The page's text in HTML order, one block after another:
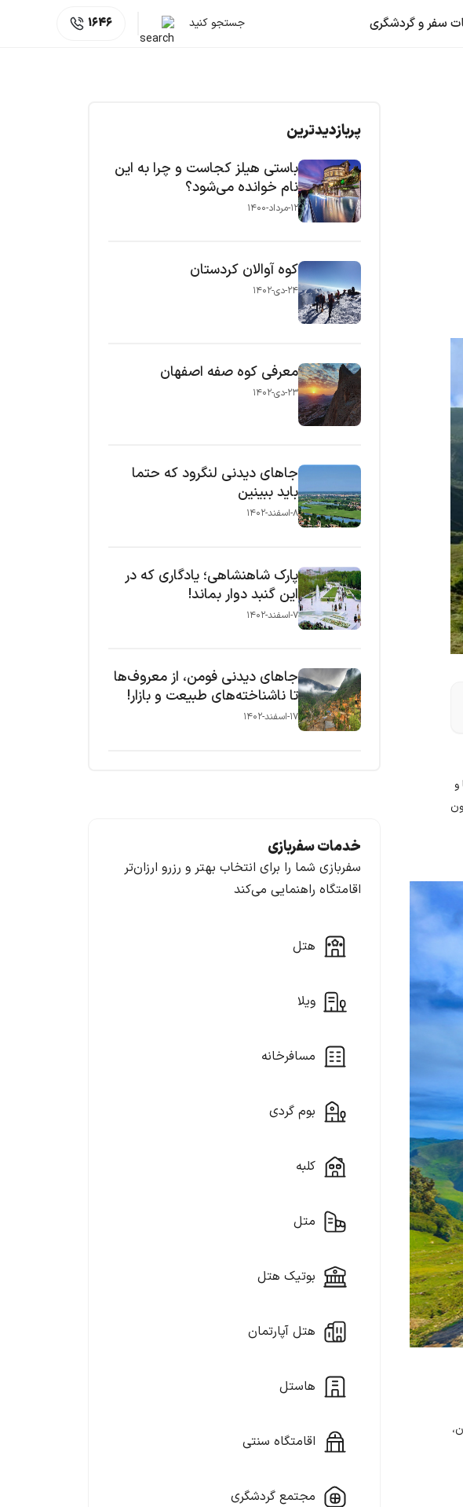
سفر و گردشگری جستجو کنید 1646
پربازدیدترین
باستی هیلز کجاست و چرا به این
نام خوانده می‌شود؟
۱۲-مرداد-۱۴۰۰
کوه آوالان کردستان
۲۴-دی-۱۴۰۲
معرفی کوه صفه اصفهان
۲۳-دی-۱۴۰۲
جاهای دیدنی لنگرود که حتما
باید ببینین
۸-اسفند-۱۴۰۲
پارک شاهنشاهی؛ یادگاری که در
این گنبد دوار بماند!
۷-اسفند-۱۴۰۲
جاهای دیدنی فومن، از معروف‌ها
تا ناشناخته‌های طبیعت و بازار!
۱۷-اسفند-۱۴۰۲
خدمات سفربازی
سفربازی شما را برای انتخاب بهتر و رزرو ارزان‌تر
اقامتگاه راهنمایی می‌کند
هتل
ویلا
مسافرخانه
بوم گردی
کلبه
متل
بوتیک هتل
هتل آپارتمان
هاستل
اقامتگاه سنتی
مجتمع گردشگری